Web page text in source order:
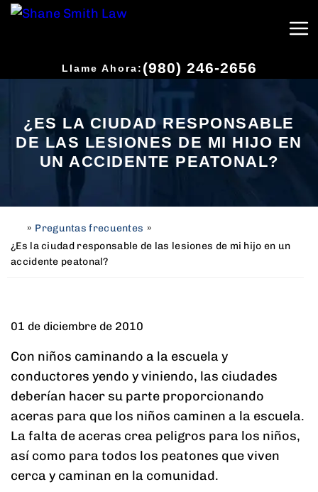
Llame Ahora: (980) 246-2656
¿ES LA CIUDAD RESPONSABLE
DE LAS LESIONES DE MI HIJO EN
UN ACCIDENTE PEATONAL?
o
m
» Preguntas frecuentes »
¿Es la ciudad responsable de las lesiones de mi hijo en un
accidente peatonal?
01 de diciembre de 2010
Con niños caminando a la escuela y
conductores yendo y viniendo, las ciudades
deberían hacer su parte proporcionando
aceras para que los niños caminen a la escuela.
La falta de aceras crea peligros para los niños,
así como para todos los peatones que viven
cerca y caminan en la comunidad.